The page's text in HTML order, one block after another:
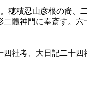
穂積忍山彦根の裔
二體神門に奉斎す
社考、大日記二十